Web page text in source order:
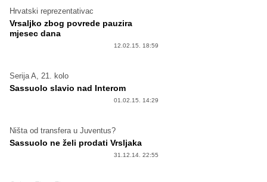
Hrvatski reprezentativac
Vrsaljko zbog povrede pauzira
mjesec dana
12.02.15. 18:59
Serija A, 21. kolo
Sassuolo slavio nad Interom
01.02.15. 14:29
Ništa od transfera u Juventus?
Sassuolo ne želi prodati Vrsljaka
31.12.14. 22:55